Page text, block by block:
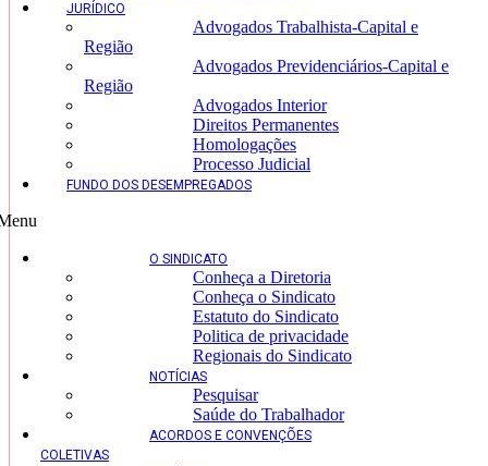
JURÍDICO
Advogados Trabalhista-Capital e
Região
Advogados Previdenciários-Capital e
Região
Advogados Interior
Direitos Permanentes
Homologações
Processo Judicial
FUNDO DOS DESEMPREGADOS
O SINDICATO
Conheça a Diretoria
Conheça o Sindicato
Estatuto do Sindicato
Politica de privacidade
Regionais do Sindicato
NOTÍCIAS
Pesquisar
Saúde do Trabalhador
ACORDOS E CONVENÇÕES
COLETIVAS